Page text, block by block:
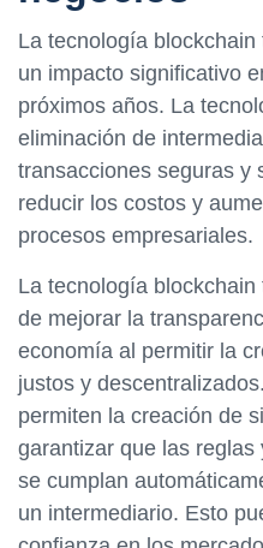
La tecnología
un impacto significativo
próximos años. La
eliminación de
transacciones seguras y
reducir los costos y
procesos empresariales.
La tecnología blockchain
de mejorar la
economía al permitir la
justos y
permiten la creación de
garantizar que las
se cumplan
un intermediario. Esto